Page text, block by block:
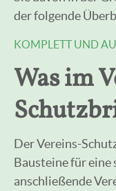
der folgende
KOMPLETT UND
Was im
Der Vereins-
Bausteine für eine
anschließende